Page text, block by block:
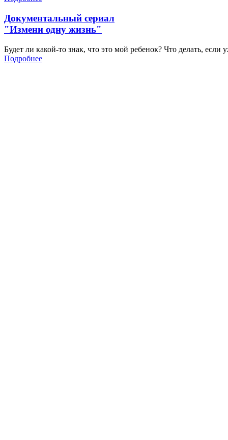
Документальный сериал
"Измени одну жизнь"
Будет ли какой-то знак, что это мой ребенок? Что делать,
Подробнее